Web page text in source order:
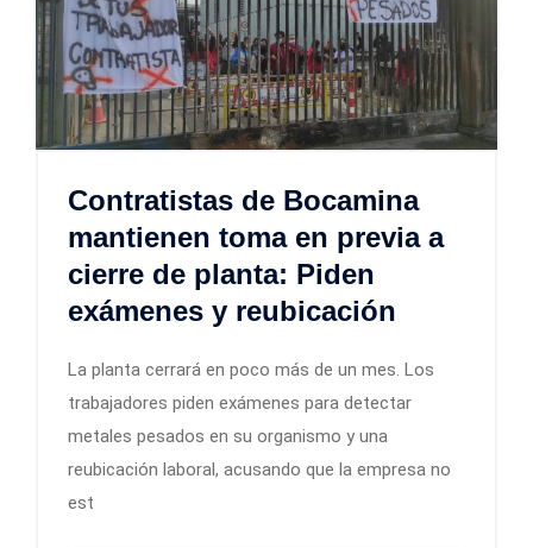
Contratistas de Bocamina
mantienen toma en previa a
cierre de planta: Piden
exámenes y reubicación
La planta cerrará en poco más de un mes. Los
trabajadores piden exámenes para detectar
metales pesados en su organismo y una
reubicación laboral, acusando que la empresa no
est